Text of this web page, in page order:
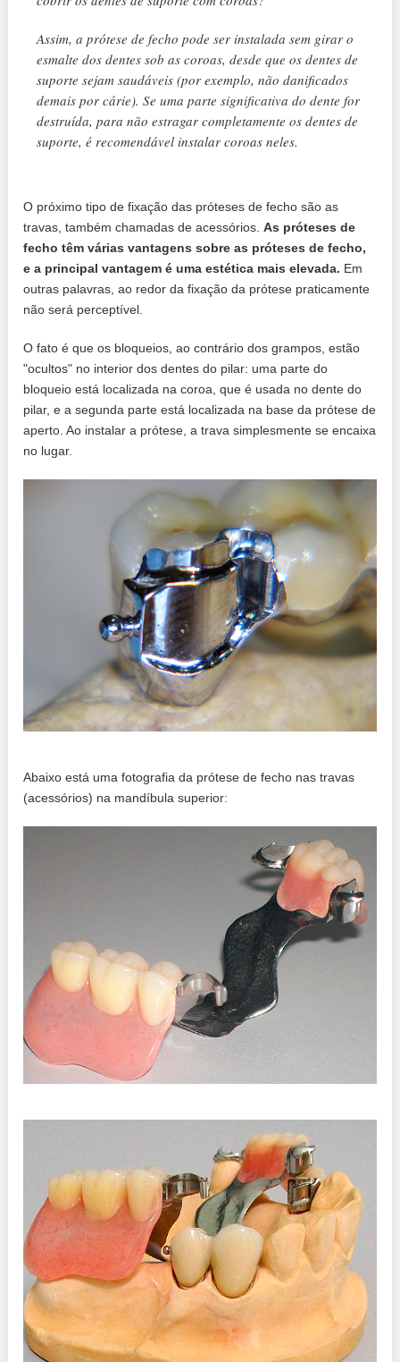
Assim, a prótese de fecho pode ser instalada sem girar o
esmalte dos dentes sob as coroas, desde que os dentes de
suporte sejam saudáveis ​​(por exemplo, não danificados
demais por cárie). Se uma parte significativa do dente for
destruída, para não estragar completamente os dentes de
suporte, é recomendável instalar coroas neles.
O próximo tipo de fixação das próteses de fecho são as
travas, também chamadas de acessórios.As próteses de
fecho têm várias vantagens sobre as próteses de fecho,
e a principal vantagem é uma estética mais elevada. Em
outras palavras, ao redor da fixação da prótese praticamente
não será perceptível.
O fato é que os bloqueios, ao contrário dos grampos, estão
"ocultos" no interior dos dentes do pilar: uma parte do
bloqueio está localizada na coroa, que é usada no dente do
pilar, e a segunda parte está localizada na base da prótese de
aperto. Ao instalar a prótese, a trava simplesmente se encaixa
no lugar.
Abaixo está uma fotografia da prótese de fecho nas travas
(acessórios) na mandíbula superior: